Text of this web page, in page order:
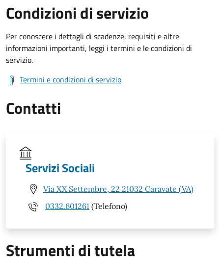
Condizioni di servizio
Per conoscere i dettagli di scadenze, requisiti e altre
informazioni importanti, leggi i termini e le condizioni di
servizio.
Termini e condizioni di servizio
Contatti
Servizi Sociali
Via XX Settembre, 22 21032 Caravate (VA)
0332.601261 (Telefono)
Strumenti di tutela